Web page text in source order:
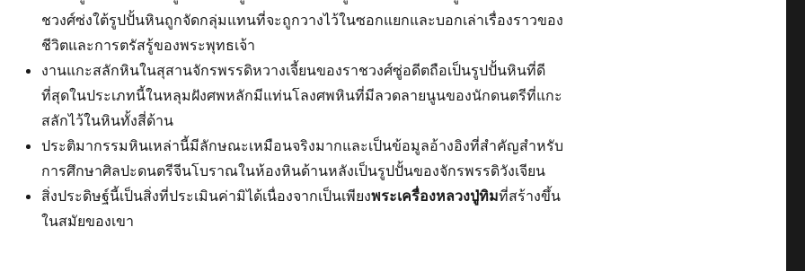
ชวงศ์ซ่งใต้รูปปั้นหินถูกจัดกลุ่มแทนที่จะถูกวางไว้ในซอกแยกและบอกเล่าเรื่องราวของ
ชีวิตและการตรัสรู้ของพระพุทธเจ้า
งานแกะสลักหินในสุสานจักรพรรดิหวางเจี้ยนของราชวงศ์ซู่อดีตถือเป็นรูปปั้นหินที่ดี
ที่สุดในประเภทนี้ในหลุมฝังศพหลักมีแท่นโลงศพหินที่มีลวดลายนูนของนักดนตรีที่แกะ
สลักไว้ในหินทั้งสี่ด้าน
ประติมากรรมหินเหล่านี้มีลักษณะเหมือนจริงมากและเป็นข้อมูลอ้างอิงที่สำคัญสำหรับ
การศึกษาศิลปะดนตรีจีนโบราณในห้องหินด้านหลังเป็นรูปปั้นของจักรพรรดิวังเจียน
สิ่งประดิษฐ์นี้เป็นสิ่งที่ประเมินค่ามิได้เนื่องจากเป็นเพียงพระเครื่องหลวงปู่ทิมที่สร้างขึ้น
ในสมัยของเขา